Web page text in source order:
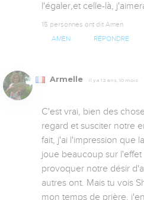
l'égaler,et celle-là,
15 personnes ont dit Amen
AMEN RÉPONDRE
Armelle Il y a 12 ans, 10 mois
C'est vrai, bien des
regard et susciter notre
fait, j'ai l'impression que
joue beaucoup sur
provoquer notre désir
autres ont. Mais tu vois
mon temps de prière,